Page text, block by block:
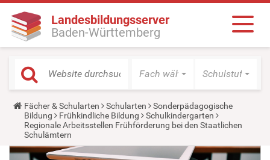
Landesbildungsserver
Baden-Württemberg
Fach wählen Schulstufe
Y
o
u
a
r
e
Fächer & Schularten Schularten
Sonderpädagogische
Bildung
Frühkindliche Bildung
Schulkindergarten
Regionale Arbeitsstellen Frühförderung bei den Staatlichen
Schulämtern